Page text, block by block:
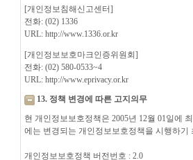
[개인정보침해신고센터]
전화: (02) 1336
URL: http://www.1336.or.kr
[개인정보보호마크인증위원회]
전화: (02) 580-0533~4
URL: http://www.eprivacy.or.kr
13. 정책 변경에 따른 고지의무
현 개인정보보호정책은 2005년 12월 01일에
에는 변경되는 개인정보보호정책을 시행하
개인정보보호정책 버전번호 : 2.0